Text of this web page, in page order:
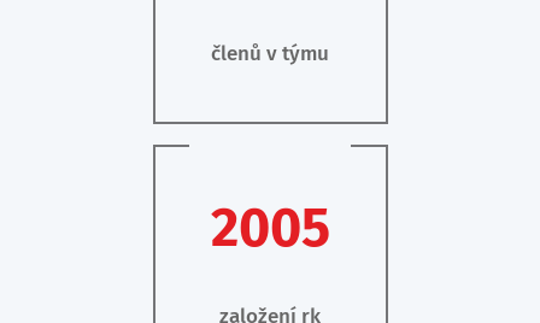
členů v týmu
2005
založení rk